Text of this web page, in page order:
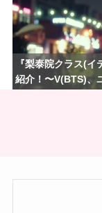
『梨泰院クラス(
紹介！〜V(BTS)、